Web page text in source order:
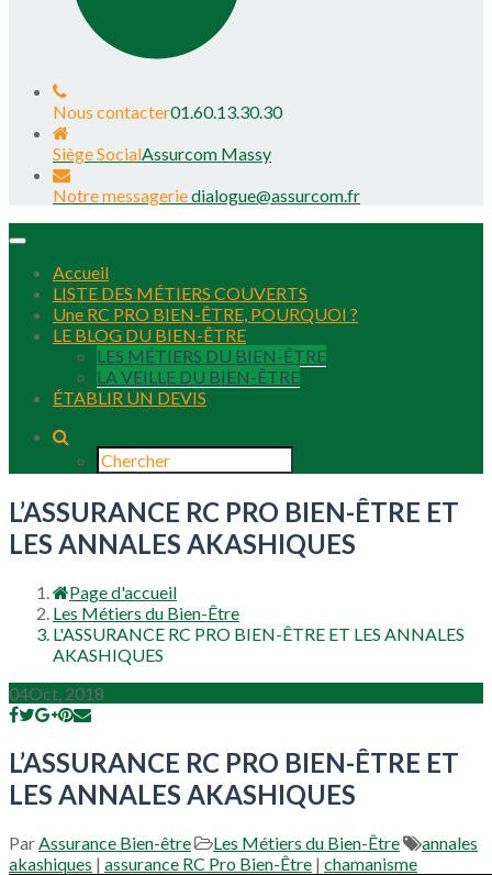
Nous contacter01.60.13.30.30
Siège SocialAssurcom Massy
Notre messageriedialogue@assurcom.fr
Toggle
navigationAccueil
LISTE DES MÉTIERS COUVERTS
Une RC PRO BIEN-ÊTRE, POURQUOI ?
LE BLOG DU BIEN-ÊTRE
LES MÉTIERS DU BIEN-ÊTRE
LA VEILLE DU BIEN-ÊTRE
ÉTABLIR UN DEVIS
L’ASSURANCE RC PRO BIEN-ÊTRE ET
LES ANNALES AKASHIQUES
Page d'accueil
Les Métiers du Bien-Être
L'ASSURANCE RC PRO BIEN-ÊTRE ET LES ANNALES
AKASHIQUES
04Oct, 2018
L’ASSURANCE RC PRO BIEN-ÊTRE ET
LES ANNALES AKASHIQUES
Par Assurance Bien-être Les Métiers du Bien-Être
annales
akashiques | assurance RC Pro Bien-Être | chamanisme